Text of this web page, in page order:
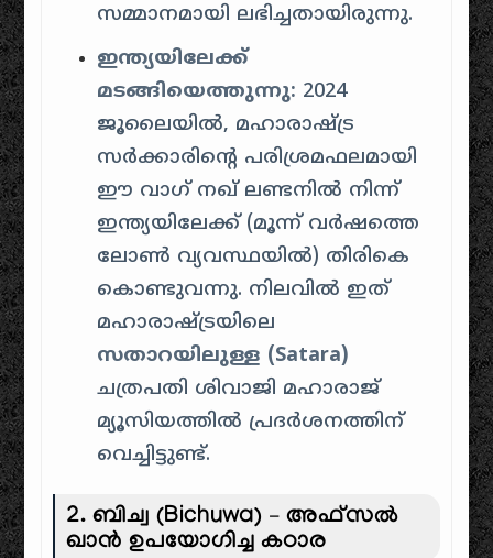
സമ്മാനമായി ലഭിച്ചതായിരുന്നു.
ഇന്ത്യയിലേക്ക്
മടങ്ങിയെത്തുന്നു: 2024
ജൂലൈയിൽ, മഹാരാഷ്ട്ര
സർക്കാരിന്റെ പരിശ്രമഫലമായി
ഈ വാഗ് നഖ് ലണ്ടനിൽ നിന്ന്
ഇന്ത്യയിലേക്ക് (മൂന്ന് വർഷത്തെ
ലോൺ വ്യവസ്ഥയിൽ) തിരികെ
കൊണ്ടുവന്നു. നിലവിൽ ഇത്
മഹാരാഷ്ട്രയിലെ
സതാറയിലുള്ള (Satara)
ചത്രപതി ശിവാജി മഹാരാജ്
മ്യൂസിയത്തിൽ പ്രദർശനത്തിന്
വെച്ചിട്ടുണ്ട്.
2. ബിച്വ (Bichuwa) – അഫ്സൽ
ഖാൻ ഉപയോഗിച്ച കഠാര